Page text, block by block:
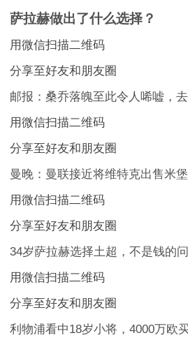
萨拉赫做出了什么选择？
用微信扫描二维码
分享至好友和朋友圈
邮报：桑乔落魄至此令人唏嘘，
用微信扫描二维码
分享至好友和朋友圈
曼晚：曼联接近将维特克出售米
用微信扫描二维码
分享至好友和朋友圈
34岁萨拉赫选择土超，不是钱的
用微信扫描二维码
分享至好友和朋友圈
利物浦看中18岁小将，4000万欧